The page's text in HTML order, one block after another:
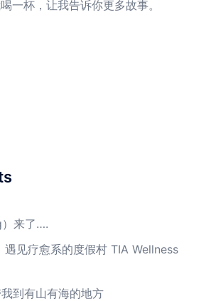
杯，让我告诉你更多故事。
）来了….
遇见疗愈系的度假村 TIA Wellness
到有山有海的地方